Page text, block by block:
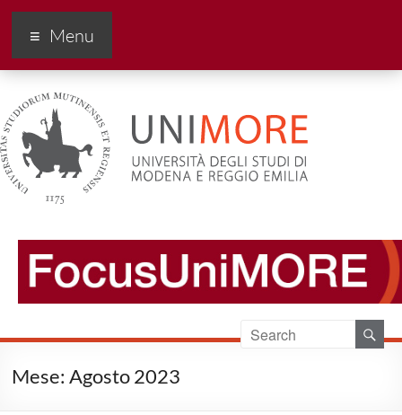
FocusUnimore
Menu
Mese:Agosto 2023